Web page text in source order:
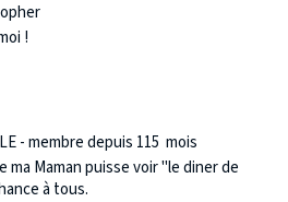
!
- membre depuis 115 mois
ma Maman puisse voir "le diner de
à tous.